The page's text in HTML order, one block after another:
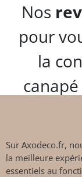
Nos
pour
la
Sur Axodeco.fr,
la meilleure
essentiels au